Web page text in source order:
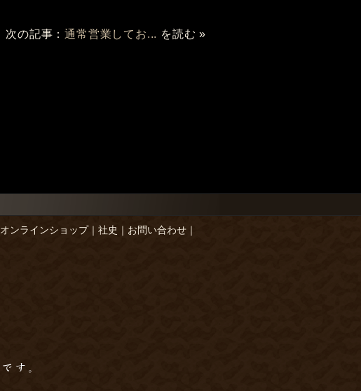
次の記事：通常営業してお... を読む »
オンラインショップ｜ 社史 お問い合わせ｜